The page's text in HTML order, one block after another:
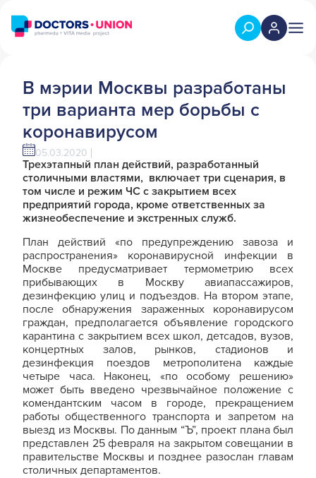
В мэрии Москвы разработаны
три варианта мер борьбы с
коронавирусом
05.03.2020
Трехэтапный план действий, разработанный
столичными властями, включает три сценария, в
том числе и режим ЧС с закрытием всех
предприятий города, кроме ответственных за
жизнеобеспечение и экстренных служб.
План действий «по предупреждению завоза и
распространения» коронавирусной инфекции в
Москве предусматривает термометрию всех
прибывающих в Москву авиапассажиров,
дезинфекцию улиц и подъездов. На втором этапе,
после обнаружения зараженных коронавирусом
граждан, предполагается объявление городского
карантина с закрытием всех школ, детсадов, вузов,
концертных залов, рынков, стадионов и
дезинфекция поездов метрополитена каждые
четыре часа. Наконец, «по особому решению»
может быть введено чрезвычайное положение с
комендантским часом в городе, прекращением
работы общественного транспорта и запретом на
выезд из Москвы. По данным “Ъ”, проект плана был
представлен 25 февраля на закрытом совещании в
правительстве Москвы и позднее разослан главам
столичных департаментов.